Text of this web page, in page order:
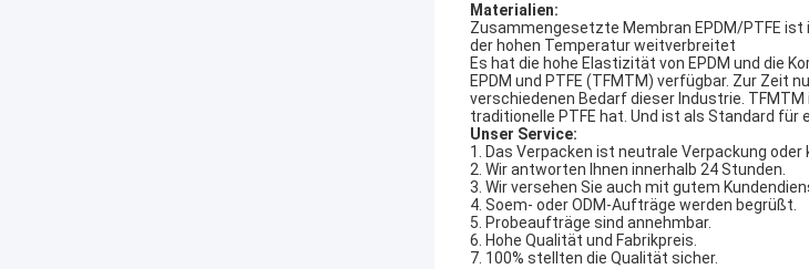
Materialien:
Zusammengesetzte Membran EPDM/PTFE
der hohen Temperatur weitverbreitet
Es hat die hohe Elastizität von EPDM und die
EPDM und PTFE (TFMTM) verfügbar. Zur Zeit
verschiedenen Bedarf dieser Industrie.
traditionelle PTFE hat. Und ist als Standard für
Unser Service:
1. Das Verpacken ist neutrale Verpackung oder
2. Wir antworten Ihnen innerhalb 24 Stunden.
3. Wir versehen Sie auch mit gutem
4. Soem- oder ODM-Aufträge werden begrüßt.
5. Probeaufträge sind annehmbar.
6. Hohe Qualität und Fabrikpreis.
7. 100% stellten die Qualität sicher.